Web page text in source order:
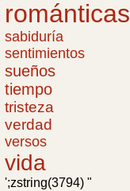
románticas
sabiduría
sentimientos
sueños
tiempo
tristeza
verdad
versos
vida
';zstring(3794) "